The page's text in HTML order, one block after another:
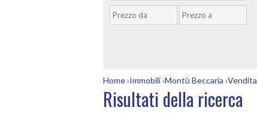
Home›Immobili›Montù Beccaria ›Vendita
Risultati della ricerca